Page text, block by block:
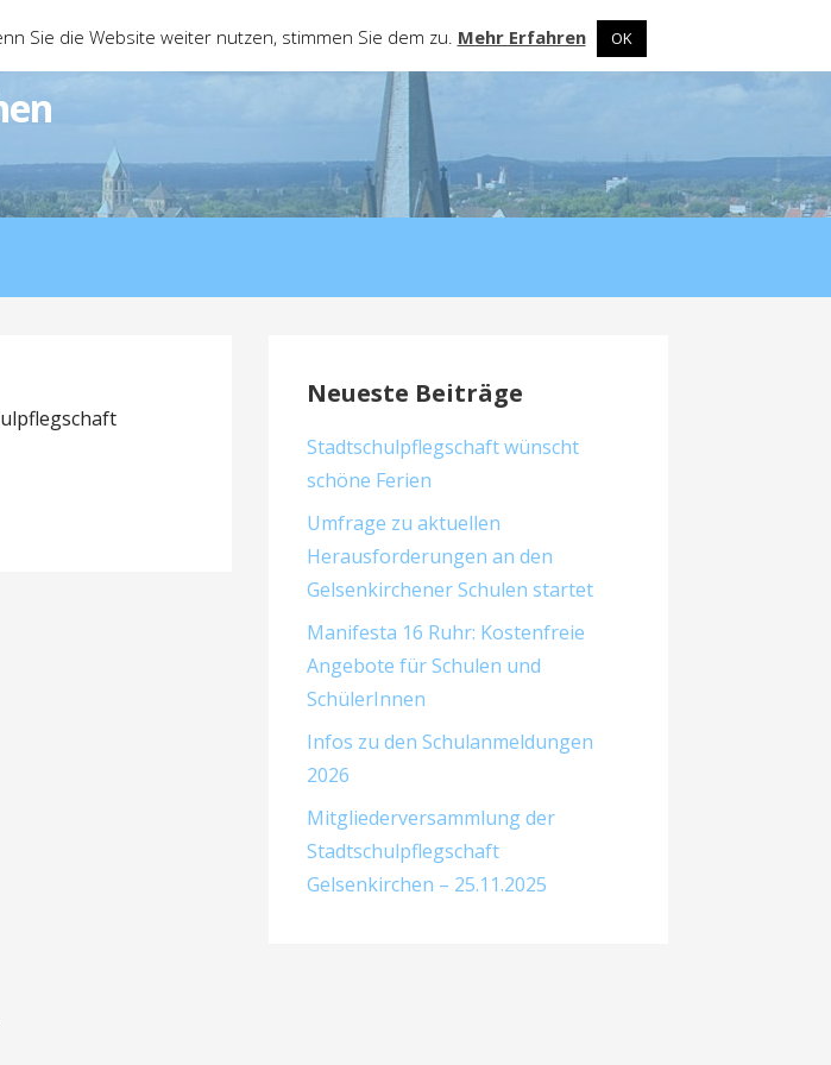
Neueste Beiträge
Stadtschulpflegschaft wünscht
schöne Ferien
Umfrage zu aktuellen
Herausforderungen an den
Gelsenkirchener Schulen startet
Manifesta 16 Ruhr: Kostenfreie
Angebote für Schulen und
SchülerInnen
Infos zu den Schulanmeldungen
2026
Mitgliederversammlung der
Stadtschulpflegschaft
Gelsenkirchen – 25.11.2025
Sie die Website weiter nutzen, stimmen Sie dem zu. Mehr Erfahren OK